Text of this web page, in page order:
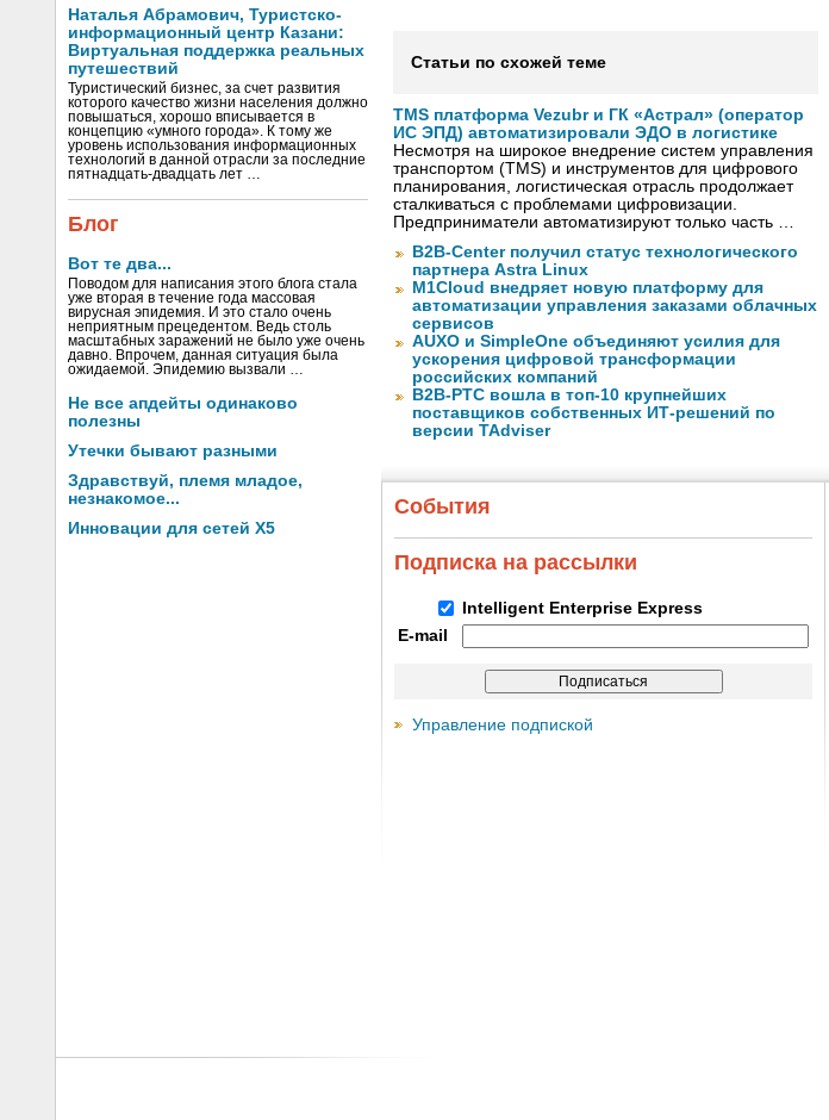
Наталья Абрамович, Туристско-
информационный центр Казани:
Виртуальная поддержка реальных
путешествий
Туристический бизнес, за счет развития
которого качество жизни населения должно
повышаться, хорошо вписывается в
концепцию «умного города». К тому же
уровень использования информационных
технологий в данной отрасли за последние
пятнадцать-двадцать лет …
Блог
Вот те два...
Поводом для написания этого блога стала
уже вторая в течение года массовая
вирусная эпидемия. И это стало очень
неприятным прецедентом. Ведь столь
масштабных заражений не было уже очень
давно. Впрочем, данная ситуация была
ожидаемой. Эпидемию вызвали …
Не все апдейты одинаково
полезны
Утечки бывают разными
Здравствуй, племя младое,
незнакомое...
Инновации для сетей X5
Статьи по схожей теме
TMS платформа Vezubr и ГК «Астрал» (оператор
ИС ЭПД) автоматизировали ЭДО в логистике
Несмотря на широкое внедрение систем управления
транспортом (TMS) и инструментов для цифрового
планирования, логистическая отрасль продолжает
сталкиваться с проблемами цифровизации.
Предприниматели автоматизируют только часть …
B2B-Center получил статус технологического
партнера Astra Linux
M1Cloud внедряет новую платформу для
автоматизации управления заказами облачных
сервисов
AUXO и SimpleOne объединяют усилия для
ускорения цифровой трансформации
российских компаний
B2B-РТС вошла в топ-10 крупнейших
поставщиков собственных ИТ-решений по
версии TAdviser
События
Подписка на рассылки
Intelligent Enterprise Express
E-mail
Управление подпиской